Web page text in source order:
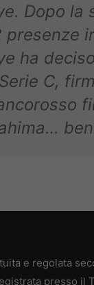
Dopo la
presenze
ha
C,
e regolata
presso il